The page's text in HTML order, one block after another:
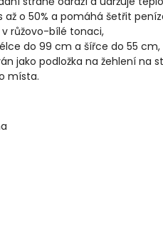
o 50% a pomáhá šetřit
růžovo-bílé tonaci,
do 99 cm a šířce do 55 cm,
jako podložka na žehlení na
místa.